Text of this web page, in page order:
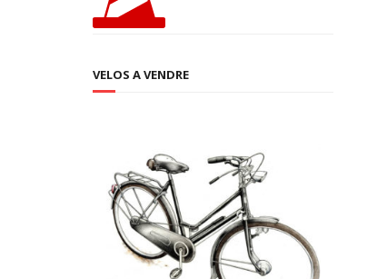
VELOS A VENDRE